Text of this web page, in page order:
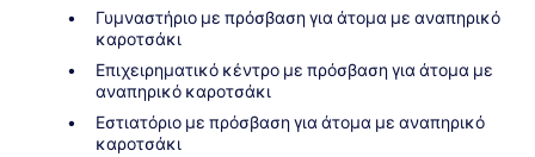
Γυμναστήριο με πρόσβαση για άτομα με αναπηρικό
καροτσάκι
Επιχειρηματικό κέντρο με πρόσβαση για άτομα με
αναπηρικό καροτσάκι
Εστιατόριο με πρόσβαση για άτομα με αναπηρικό
καροτσάκι